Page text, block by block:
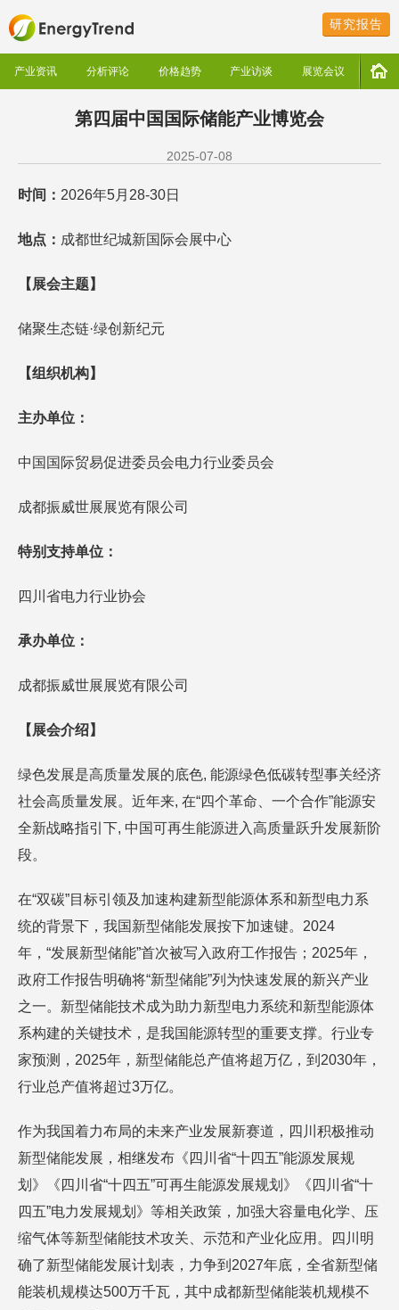
研究报告
产业资讯 分析评论 价格趋势 产业访谈 展览会议
第四届中国国际储能产业博览会
2025-07-08
时间： 2026年5月28-30日
地点： 成都世纪城新国际会展中心
【展会主题】
储聚生态链·绿创新纪元
【组织机构】
主办单位：
中国国际贸易促进委员会电力行业委员会
成都振威世展展览有限公司
特别支持单位：
四川省电力行业协会
承办单位：
成都振威世展展览有限公司
【展会介绍】
绿色发展是高质量发展的底色, 能源绿色低碳转型事关经济
社会高质量发展。近年来, 在“四个革命、一个合作”能源安
全新战略指引下, 中国可再生能源进入高质量跃升发展新阶
段。
在“双碳”目标引领及加速构建新型能源体系和新型电力系
统的背景下，我国新型储能发展按下加速键。2024
年，“发展新型储能”首次被写入政府工作报告；2025年，
政府工作报告明确将“新型储能”列为快速发展的新兴产业
之一。新型储能技术成为助力新型电力系统和新型能源体
系构建的关键技术，是我国能源转型的重要支撑。行业专
家预测，2025年，新型储能总产值将超万亿，到2030年，
行业总产值将超过3万亿。
作为我国着力布局的未来产业发展新赛道，四川积极推动
新型储能发展，相继发布《四川省“十四五”能源发展规
划》《四川省“十四五”可再生能源发展规划》《四川省“十
四五”电力发展规划》等相关政策，加强大容量电化学、压
缩气体等新型储能技术攻关、示范和产业化应用。四川明
确了新型储能发展计划表，力争到2027年底，全省新型储
能装机规模达500万千瓦，其中成都新型储能装机规模不